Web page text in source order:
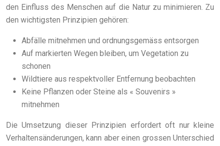
den Einfluss des Menschen auf die Natur zu minimieren. Zu
den wichtigsten Prinzipien gehören:
Abfälle mitnehmen und ordnungsgemäss entsorgen
Auf markierten Wegen bleiben, um Vegetation zu
schonen
Wildtiere aus respektvoller Entfernung beobachten
Keine Pflanzen oder Steine als « Souvenirs »
mitnehmen
Die Umsetzung dieser Prinzipien erfordert oft nur kleine
Verhaltensänderungen, kann aber einen grossen Unterschied